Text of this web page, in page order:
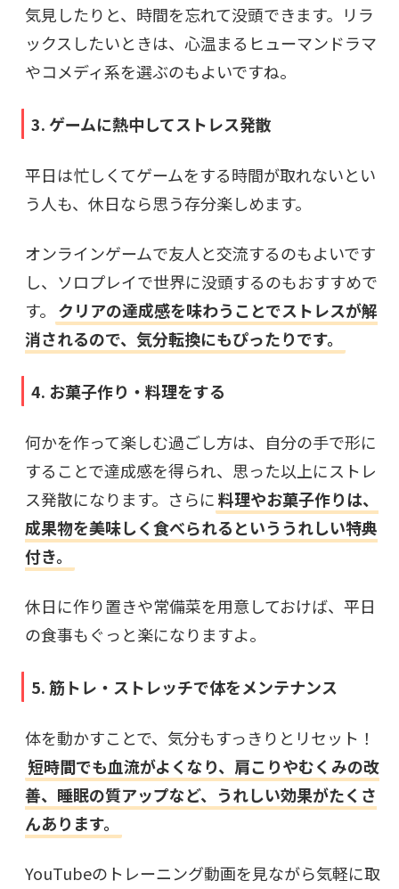
気見したりと、時間を忘れて没頭できます。リラ
ックスしたいときは、心温まるヒューマンドラマ
やコメディ系を選ぶのもよいですね。
3. ゲームに熱中してストレス発散
平日は忙しくてゲームをする時間が取れないとい
う人も、休日なら思う存分楽しめます。
オンラインゲームで友人と交流するのもよいです
し、ソロプレイで世界に没頭するのもおすすめで
す。 クリアの達成感を味わうことでストレスが解
消されるので、気分転換にもぴったりです。
4. お菓子作り・料理をする
何かを作って楽しむ過ごし方は、自分の手で形に
することで達成感を得られ、思った以上にストレ
ス発散になります。さらに料理やお菓子作りは、
成果物を美味しく食べられるといううれしい特典
付き。
休日に作り置きや常備菜を用意しておけば、平日
の食事もぐっと楽になりますよ。
5. 筋トレ・ストレッチで体をメンテナンス
体を動かすことで、気分もすっきりとリセット！
短時間でも血流がよくなり、肩こりやむくみの改
善、睡眠の質アップなど、うれしい効果がたくさ
んあります。
YouTubeのトレーニング動画を見ながら気軽に取